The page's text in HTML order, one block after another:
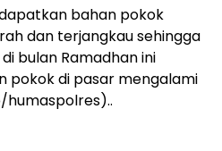
bahan pokok
dan terjangkau sehingga
bulan Ramadhan ini
pokok di pasar mengalami
humaspolres)..